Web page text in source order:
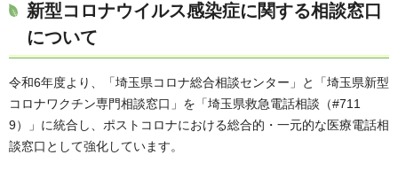
新型コロナウイルス感染症に関する相談窓口
について
令和6年度より、「埼玉県コロナ総合相談センター」と「埼玉県新型
コロナワクチン専門相談窓口」を「埼玉県救急電話相談（#711
9）」に統合し、ポストコロナにおける総合的・一元的な医療電話相
談窓口として強化しています。